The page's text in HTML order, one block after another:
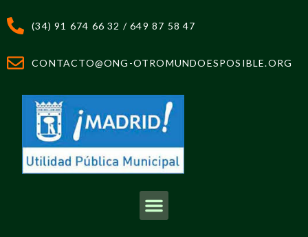
(34) 91 674 66 32 / 649 87 58 47
CONTACTO@ONG-OTROMUNDOESPOSIBLE.ORG